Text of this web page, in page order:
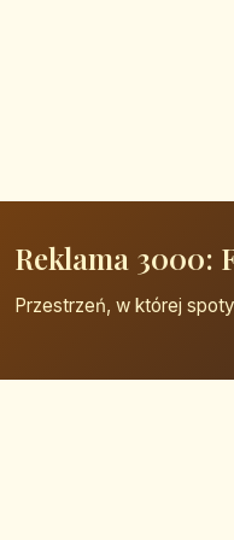
Reklama 3000:
Przestrzeń, w której